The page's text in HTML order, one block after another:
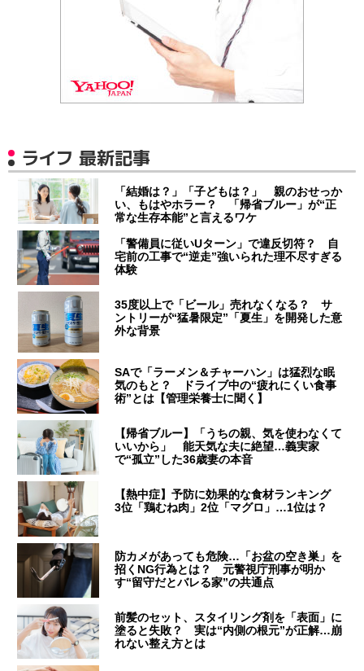
ライフ 最新記事
「結婚は？」「子どもは？」 親のおせっか
い、もはやホラー？ 「帰省ブルー」が“正
常な生存本能”と言えるワケ
「警備員に従いUターン」で違反切符？ 自
宅前の工事で“逆走”強いられた理不尽すぎる
体験
35度以上で「ビール」売れなくなる？ サ
ントリーが“猛暑限定”「夏生」を開発した意
外な背景
SAで「ラーメン＆チャーハン」は猛烈な眠
気のもと？ ドライブ中の“疲れにくい食事
術”とは【管理栄養士に聞く】
【帰省ブルー】「うちの親、気を使わなくて
いいから」 能天気な夫に絶望…義実家
で“孤立”した36歳妻の本音
【熱中症】予防に効果的な食材ランキング
3位「鶏むね肉」2位「マグロ」…1位は？
防カメがあっても危険…「お盆の空き巣」を
招くNG行為とは？ 元警視庁刑事が明か
す“留守だとバレる家”の共通点
前髪のセット、スタイリング剤を「表面」に
塗ると失敗？ 実は“内側の根元”が正解…崩
れない整え方とは